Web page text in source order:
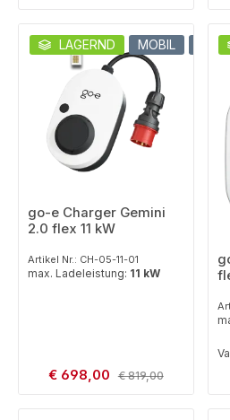
LAGERND MOBIL
go-e Charger Gemini
2.0 flex 11 kW
Artikel Nr.: CH-05-11-01
max. Ladeleistung: 11 kW
Verkaufspreis:
€ 698,00 Regulärer Preis:
€ 819,00